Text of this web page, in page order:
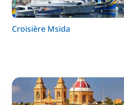
Croisière Msida